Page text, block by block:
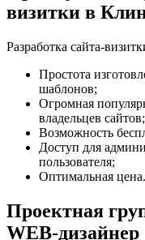
визитки в
Разработка сайта-
Простота
шаблонов;
Огромная
владельцев сайтов;
Возможность
Доступ для
пользователя;
Оптимальная цена.
Проектная
WEB-дизайнер